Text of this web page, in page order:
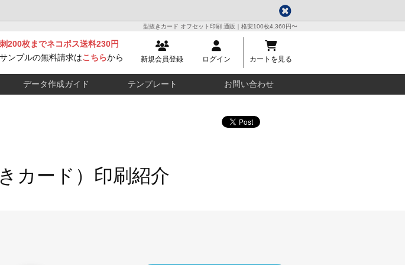
型抜きカード オフセット印刷 通販｜格安100枚4,360円〜
新規会員登録 ログイン カートを見る
200枚までネコポス送料230円
ンプルの無料請求はこちらから
データ作成ガイド テンプレート お問い合わせ
カード）印刷紹介